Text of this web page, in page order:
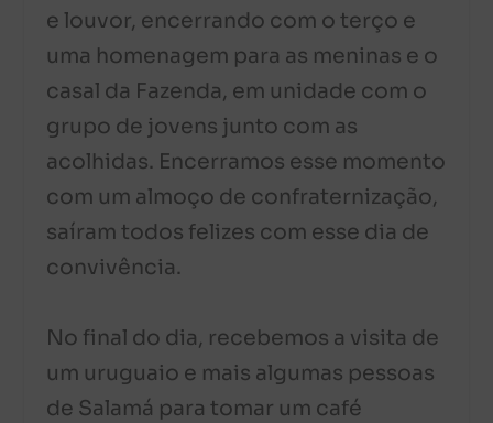
e louvor, encerrando com o terço e
uma homenagem para as meninas e o
casal da Fazenda, em unidade com o
grupo de jovens junto com as
acolhidas. Encerramos esse momento
com um almoço de confraternização,
saíram todos felizes com esse dia de
convivência.
No final do dia, recebemos a visita de
um uruguaio e mais algumas pessoas
de Salamá para tomar um café